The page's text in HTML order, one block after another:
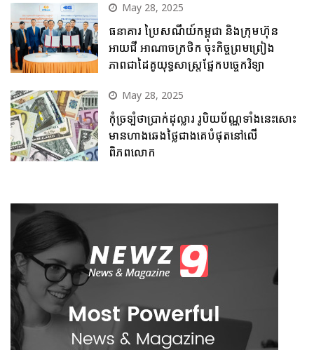
May 28, 2025
ធនាគារ ប្រៃសណីយ៍កម្ពុជា និងក្រុមហ៊ុន
អាយជី អាណាចក្រថិក ចុះកិច្ចព្រមព្រៀង
ភាពជាដៃគូយុទ្ធសាស្ត្រផ្នែកបច្ចេកវិទ្យា
May 28, 2025
កុំច្រឡំថាប្រាក់ដុល្លារ រូបិយប័ណ្ណទាំងនេះសោះ
មានហាងឆេងថ្លៃជាងគេបំផុតនៅលើ
ពិភពលោក